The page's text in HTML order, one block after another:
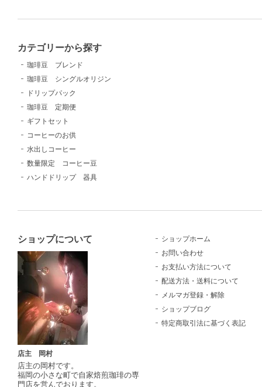
カテゴリーから探す
珈琲豆 ブレンド
珈琲豆 シングルオリジン
ドリップパック
珈琲豆 定期便
ギフトセット
コーヒーのお供
水出しコーヒー
数量限定 コーヒー豆
ハンドドリップ 器具
ショップについて
店主 岡村
店主の岡村です。
福岡の小さな町で自家焙煎珈琲の専
門店を営んでおります。
ショップホーム
お問い合わせ
お支払い方法について
配送方法・送料について
メルマガ登録・解除
ショップブログ
特定商取引法に基づく表記